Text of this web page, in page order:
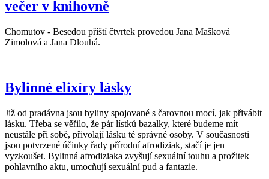
večer v knihovně
Chomutov - Besedou příští čtvrtek provedou Jana Mašková
Zimolová a Jana Dlouhá.
Bylinné elixíry lásky
Již od pradávna jsou byliny spojované s čarovnou mocí, jak přivábit
lásku. Třeba se věřilo, že pár lístků bazalky, které budeme mít
neustále při sobě, přivolají lásku té správné osoby. V současnosti
jsou potvrzené účinky řady přírodní afrodiziak, stačí je jen
vyzkoušet. Bylinná afrodiziaka zvyšují sexuální touhu a prožitek
pohlavního aktu, umocňují sexuální pud a fantazie.